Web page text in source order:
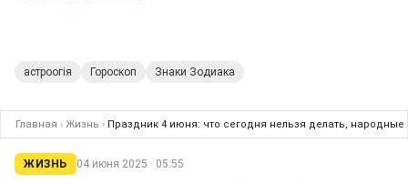
астроогія Гороскоп Знаки Зодиака
Главная › Жизнь › Праздник 4 июня: что сегодня нельзя делать,
ЖИЗНЬ 04 июня 2025 · 05:55